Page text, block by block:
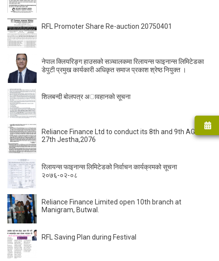
RFL Promoter Share Re-auction 20750401
नेपाल क्लियरिङ्ग हाउसको सञ्चालकमा रिलायन्स फाइनान्स लिमिटेडका
डेपुटी प्रमुख कार्यकारी अधिकृत समाज प्रकाश श्रेष्ठ नियुक्त ।
शिलबन्दी बाेलपत्र अावहानकाे सूचना
Reliance Finance Ltd to conduct its 8th and 9th AGM on
27th Jestha,2076
रिलायन्स फाइनान्स लिमिटेडको निर्वाचन कार्यक्रमको सूचना
२०७६-०२-०८
Reliance Finance Limited open 10th branch at
Manigram, Butwal.
RFL Saving Plan during Festival